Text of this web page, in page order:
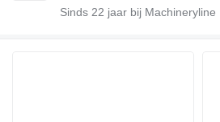
Sinds 22 jaar bij Machineryline